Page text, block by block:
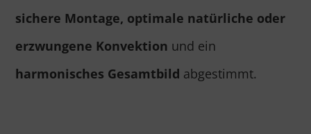
sichere Montage, optimale natürliche oder
erzwungene Konvektion und ein
harmonisches Gesamtbild abgestimmt.